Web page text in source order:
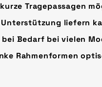
Tragepassagen
liefern
Bedarf bei vielen
Rahmenformen